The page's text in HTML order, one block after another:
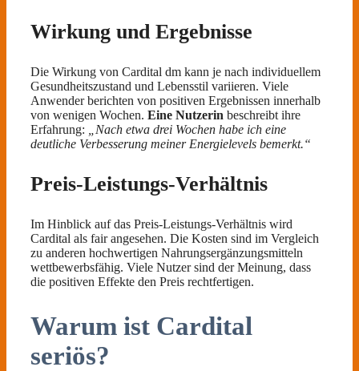
Wirkung und Ergebnisse
Die Wirkung von Cardital dm kann je nach individuellem
Gesundheitszustand und Lebensstil variieren. Viele
Anwender berichten von positiven Ergebnissen innerhalb
von wenigen Wochen. Eine Nutzerin beschreibt ihre
Erfahrung:
„Nach etwa drei Wochen habe ich eine
deutliche Verbesserung meiner Energielevels bemerkt.“
Preis-Leistungs-Verhältnis
Im Hinblick auf das Preis-Leistungs-Verhältnis wird
Cardital als fair angesehen. Die Kosten sind im Vergleich
zu anderen hochwertigen Nahrungsergänzungsmitteln
wettbewerbsfähig. Viele Nutzer sind der Meinung, dass
die positiven Effekte den Preis rechtfertigen.
Warum ist Cardital
seriös?